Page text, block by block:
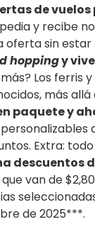
de
y recibe
oferta sin
hoppingy
Los ferris
más
paquete y
Extra:
descuentos
van de
de 2025***.